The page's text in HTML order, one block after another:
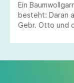
Ein
besteht: Daran
Gebr. Otto und